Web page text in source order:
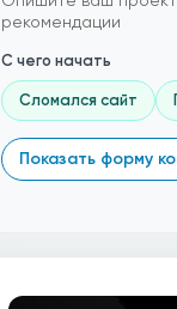
рекомендации
С чего начать
Сломался сайт
Показать форму